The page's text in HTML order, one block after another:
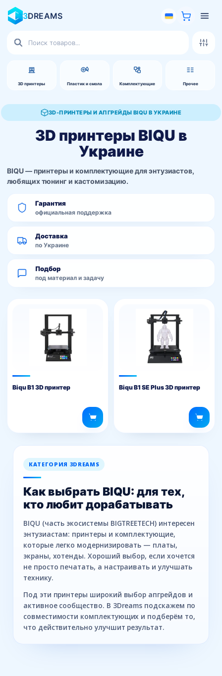
3DREAMS
3D принтеры Пластик и смола Комплектующие Прочее
товаров
3D-ПРИНТЕРЫ И АПГРЕЙДЫ BIQU В УКРАИНЕ
3D принтеры BIQU в
Украине
BIQU — принтеры и комплектующие для энтузиастов,
любящих тюнинг и кастомизацию.
Гарантия
официальная поддержка
Доставка
по Украине
Подбор
под материал и задачу
Biqu B1 3D принтер Biqu B1 SE Plus 3D принтер
КАТЕГОРИЯ 3DREAMS
Как выбрать BIQU: для тех,
кто любит дорабатывать
BIQU (часть экосистемы BIGTREETECH) интересен
энтузиастам: принтеры и комплектующие,
которые легко модернизировать — платы,
экраны, хотенды. Хороший выбор, если хочется
не просто печатать, а настраивать и улучшать
технику.
Под эти принтеры широкий выбор апгрейдов и
активное сообщество. В 3Dreams подскажем по
совместимости комплектующих и подберём то,
что действительно улучшит результат.